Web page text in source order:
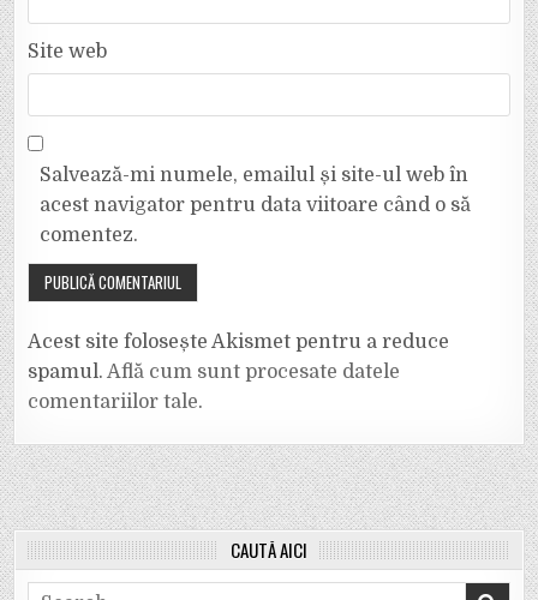
Site web
Salvează-mi numele, emailul și site-ul web în
acest navigator pentru data viitoare când o să
comentez.
Acest site folosește Akismet pentru a reduce
spamul.Află cum sunt procesate datele
comentariilor tale.
CAUTĂ AICI
Search